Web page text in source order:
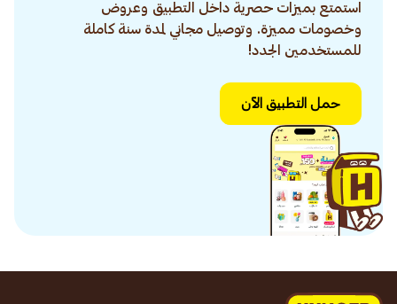
استمتع بميزات حصرية داخل التطبيق وعروض
وخصومات مميزة. وتوصيل مجاني لمدة سنة كاملة
للمستخدمين الجدد!
حمل التطبيق الآن